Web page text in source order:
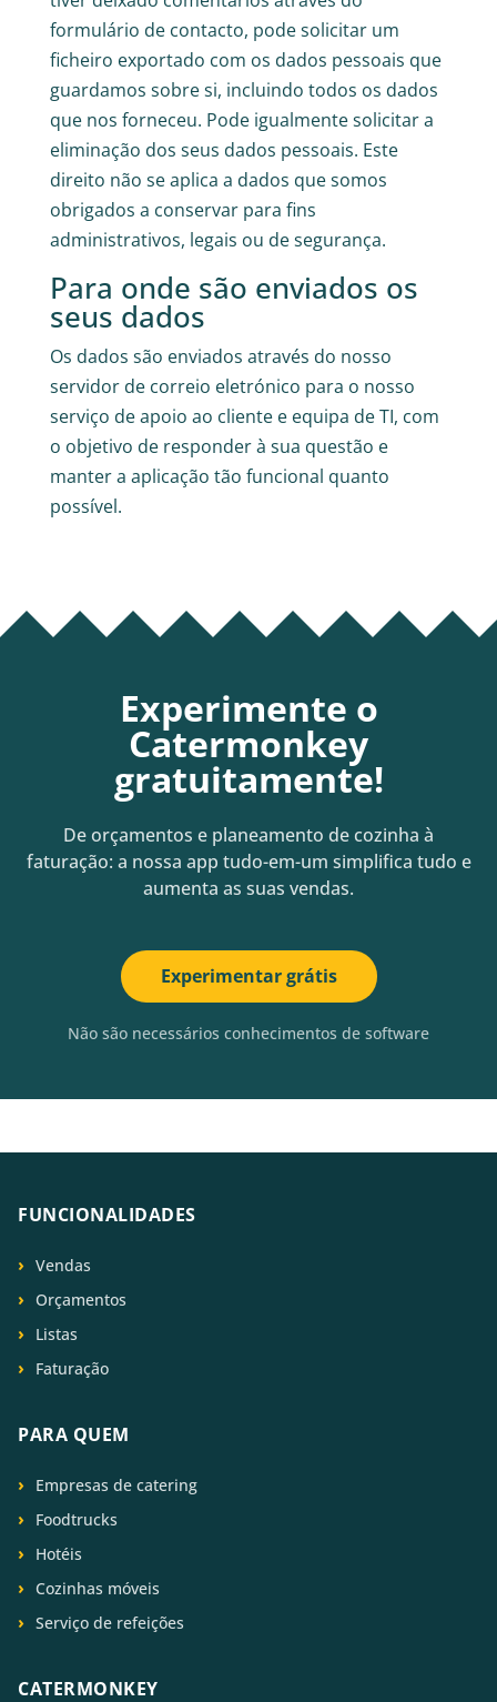
formulário de contacto, pode solicitar um
ficheiro exportado com os dados pessoais que
guardamos sobre si, incluindo todos os dados
que nos forneceu. Pode igualmente solicitar a
eliminação dos seus dados pessoais. Este
direito não se aplica a dados que somos
obrigados a conservar para fins
administrativos, legais ou de segurança.
Para onde são enviados os
seus dados
Os dados são enviados através do nosso
servidor de correio eletrónico para o nosso
serviço de apoio ao cliente e equipa de TI, com
o objetivo de responder à sua questão e
manter a aplicação tão funcional quanto
possível.
Experimente o
Catermonkey
gratuitamente!
De orçamentos e planeamento de cozinha à
faturação: a nossa app tudo-em-um simplifica tudo e
aumenta as suas vendas.
Experimentar grátis
Não são necessários conhecimentos de software
FUNCIONALIDADES
Vendas
Orçamentos
Listas
Faturação
PARA QUEM
Empresas de catering
Foodtrucks
Hotéis
Cozinhas móveis
Serviço de refeições
CATERMONKEY